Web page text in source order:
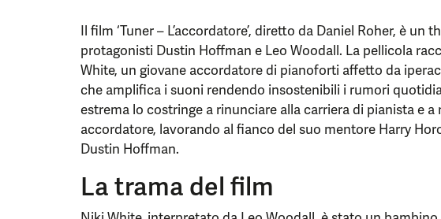
Il film ‘Tuner – L’accordatore’, diretto da Daniel Roher, è un
protagonisti Dustin Hoffman e Leo Woodall. La pellicola
White, un giovane accordatore di pianoforti affetto da
che amplifica i suoni rendendo insostenibili i rumori
estrema lo costringe a rinunciare alla carriera di pianista e
accordatore, lavorando al fianco del suo mentore Harry
Dustin Hoffman.
La trama del film